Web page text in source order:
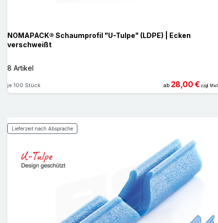
NOMAPACK® Schaumprofil "U-Tulpe" (LDPE) | Ecken
verschweißt
8 Artikel
je 100 Stück ab 28,00 € zzgl.
Lieferzeit nach Absprache